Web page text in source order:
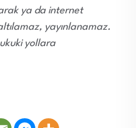
ya da internet
yayınlanamaz.
yollara